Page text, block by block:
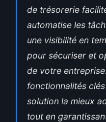
de trésorerie
automatise les
une visibilité en
pour sécuriser et
de votre
fonctionnalités
solution la mieux
tout en